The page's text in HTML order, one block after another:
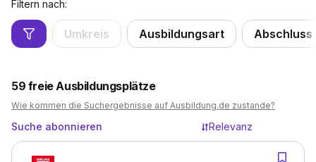
Filtern nach:
Umkreis Ausbildungsart Abschluss
59 freie Ausbildungsplätze
Wie kommen die Suchergebnisse auf Ausbildung.de zustande?
Suche abonnieren Relevanz